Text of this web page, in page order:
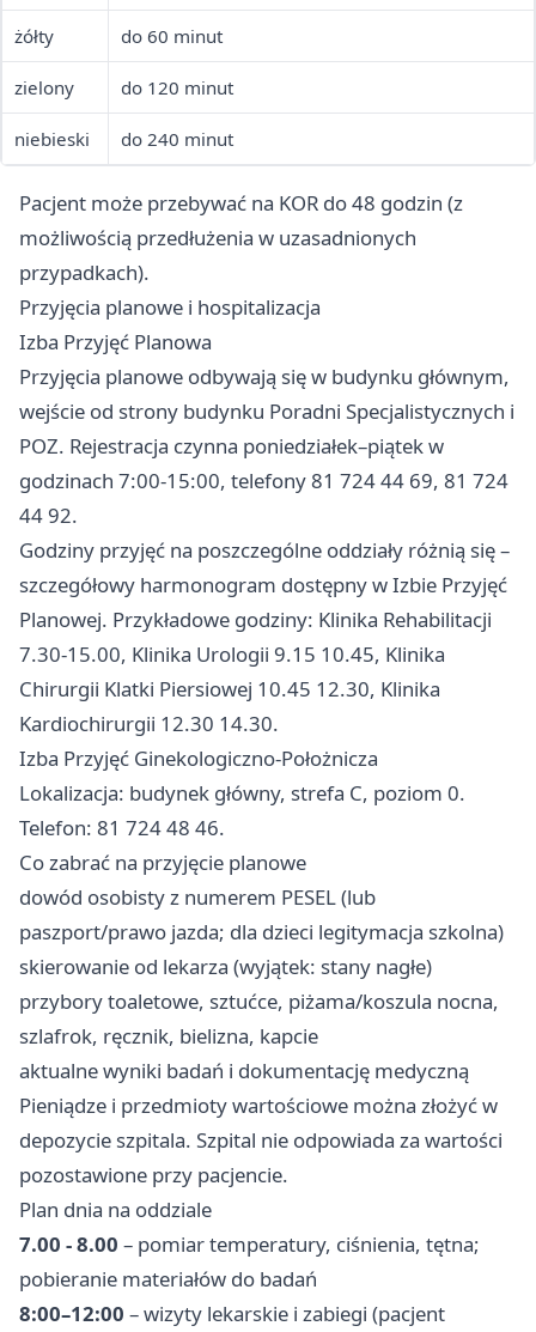
żółty do 60 minut
zielony do 120 minut
niebieski do 240 minut
Pacjent może przebywać na KOR do 48 godzin (z
możliwością przedłużenia w uzasadnionych
przypadkach).
Przyjęcia planowe i hospitalizacja
Izba Przyjęć Planowa
Przyjęcia planowe odbywają się w budynku głównym,
wejście od strony budynku Poradni Specjalistycznych i
POZ. Rejestracja czynna poniedziałek–piątek w
godzinach 7:00-15:00, telefony 81 724 44 69, 81 724
44 92.
Godziny przyjęć na poszczególne oddziały różnią się –
szczegółowy harmonogram dostępny w Izbie Przyjęć
Planowej. Przykładowe godziny: Klinika Rehabilitacji
7.30-15.00, Klinika Urologii 9.15 10.45, Klinika
Chirurgii Klatki Piersiowej 10.45 12.30, Klinika
Kardiochirurgii 12.30 14.30.
Izba Przyjęć Ginekologiczno-Położnicza
Lokalizacja: budynek główny, strefa C, poziom 0.
Telefon: 81 724 48 46.
Co zabrać na przyjęcie planowe
dowód osobisty z numerem PESEL (lub
paszport/prawo jazda; dla dzieci legitymacja szkolna)
skierowanie od lekarza (wyjątek: stany nagłe)
przybory toaletowe, sztućce, piżama/koszula nocna,
szlafrok, ręcznik, bielizna, kapcie
aktualne wyniki badań i dokumentację medyczną
Pieniądze i przedmioty wartościowe można złożyć w
depozycie szpitala. Szpital nie odpowiada za wartości
pozostawione przy pacjencie.
Plan dnia na oddziale
7.00 - 8.00 – pomiar temperatury, ciśnienia, tętna;
pobieranie materiałów do badań
8:00–12:00 – wizyty lekarskie i zabiegi (pacjent